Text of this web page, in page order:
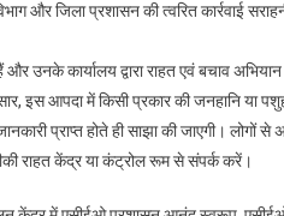
और जिला प्रशासन की त्वरित कार्रवाई
और उनके कार्यालय द्वारा राहत एवं बचाव
आपदा में किसी प्रकार की जनहानि या
प्राप्त होते ही साझा की जाएगी। लोगों
राहत केंद्र या कंट्रोल रूम से संपर्क करें।